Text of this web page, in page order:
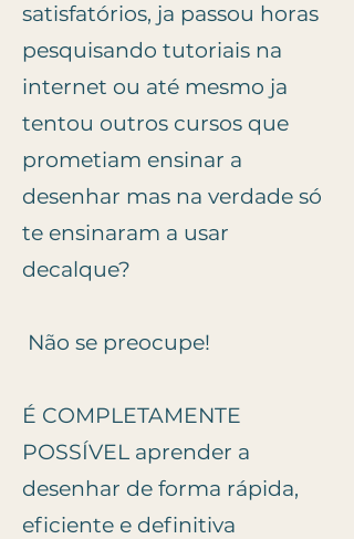
satisfatórios, ja passou horas
pesquisando tutoriais na
internet ou até mesmo ja
tentou outros cursos que
prometiam ensinar a
desenhar mas na verdade só
te ensinaram a usar
decalque?
Não se preocupe!
É COMPLETAMENTE
POSSÍVEL aprender a
desenhar de forma rápida,
eficiente e definitiva